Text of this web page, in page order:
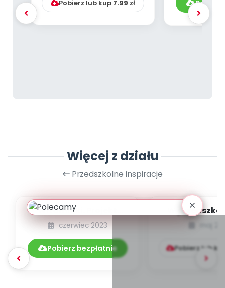
Pobierz lub kup 7.99 zł Pobierz
Więcej z działu
Przedszkolne inspiracje
Witaminki. Projekt
edukacyjny promujący
zdrowe nawyki ż...
czerwiec 2023
Pobierz bezpłatnie
W
bajce
inspiracje
Pobierz lub